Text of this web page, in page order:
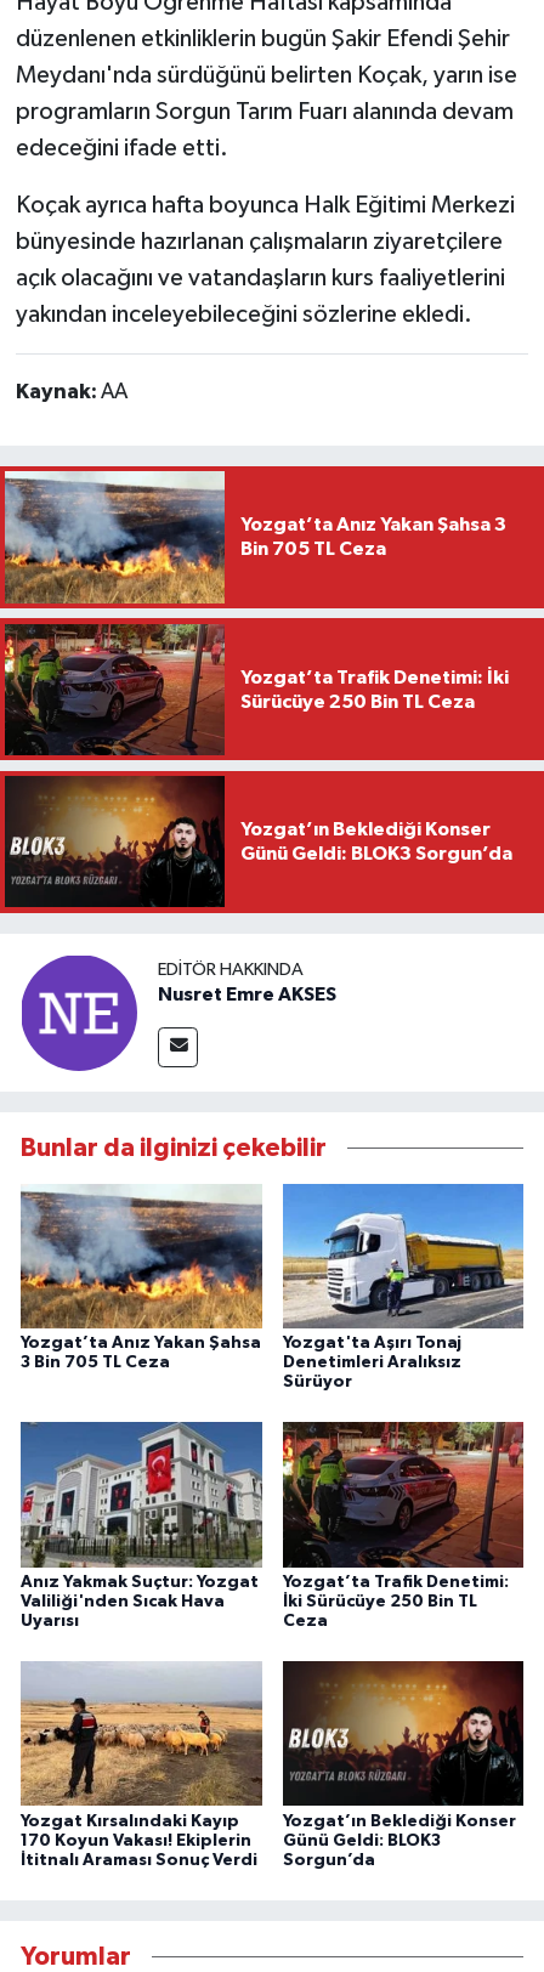
düzenlenen etkinliklerin bugün Şakir Efendi Şehir
Meydanı'nda sürdüğünü belirten Koçak, yarın ise
programların Sorgun Tarım Fuarı alanında devam
edeceğini ifade etti.
Koçak ayrıca hafta boyunca Halk Eğitimi Merkezi
bünyesinde hazırlanan çalışmaların ziyaretçilere
açık olacağını ve vatandaşların kurs faaliyetlerini
yakından inceleyebileceğini sözlerine ekledi.
Kaynak: AA
Yozgat’ta Anız Yakan Şahsa 3
Bin 705 TL Ceza
Yozgat’ta Trafik Denetimi: İki
Sürücüye 250 Bin TL Ceza
Yozgat’ın Beklediği Konser
Günü Geldi: BLOK3 Sorgun’da
EDITÖR HAKKINDA
Nusret Emre AKSES
Bunlar da ilginizi çekebilir
Yozgat’ta Anız Yakan Şahsa
3 Bin 705 TL Ceza
Yozgat'ta Aşırı Tonaj
Denetimleri Aralıksız
Sürüyor
Anız Yakmak Suçtur: Yozgat
Valiliği'nden Sıcak Hava
Uyarısı
Yozgat’ta Trafik Denetimi:
İki Sürücüye 250 Bin TL
Ceza
Yozgat Kırsalındaki Kayıp
170 Koyun Vakası! Ekiplerin
İtitnalı Araması Sonuç Verdi
Yozgat’ın Beklediği Konser
Günü Geldi: BLOK3
Sorgun’da
Yorumlar